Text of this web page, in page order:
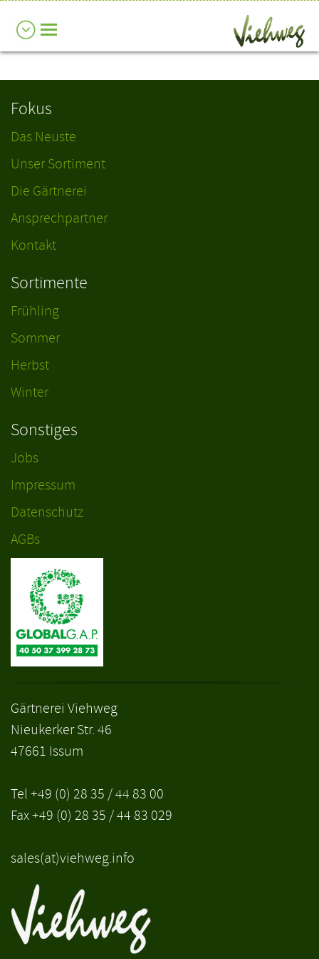
Fokus
Das Neuste
Unser Sortiment
Die Gärtnerei
Ansprechpartner
Kontakt
Sortimente
Frühling
Sommer
Herbst
Winter
Sonstiges
Jobs
Impressum
Datenschutz
AGBs
Gärtnerei Viehweg
Nieukerker Str. 46
47661 Issum
Tel +49 (0) 28 35 / 44 83 00
Fax +49 (0) 28 35 / 44 83 029
sales(at)viehweg.info